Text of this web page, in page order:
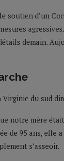
soutien d’un
demain.
du sud
notre mère
de 95 ans, elle
s’asseoir.